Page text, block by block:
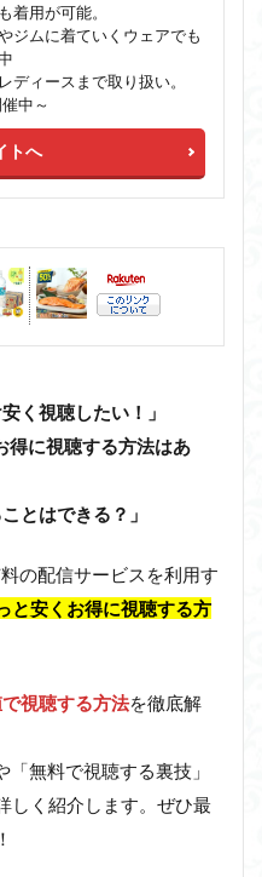
着用が可能。
ジムに着ていくウェアでも
ディースまで取り扱い。
中～
トへ
く視聴したい！」
得に視聴する方法はあ
とはできる？」
の配信サービスを利用す
と安くお得に視聴する方
視聴する方法を徹底解
「無料で視聴する裏技」
しく紹介します。ぜひ最